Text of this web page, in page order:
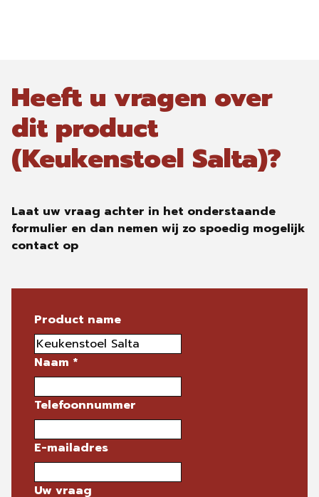
Heeft u vragen over
dit product
(Keukenstoel Salta)?
Laat uw vraag achter in het onderstaande
formulier en dan nemen wij zo spoedig mogelijk
contact op
Product name
Naam *
Telefoonnummer
E-mailadres
Uw vraag